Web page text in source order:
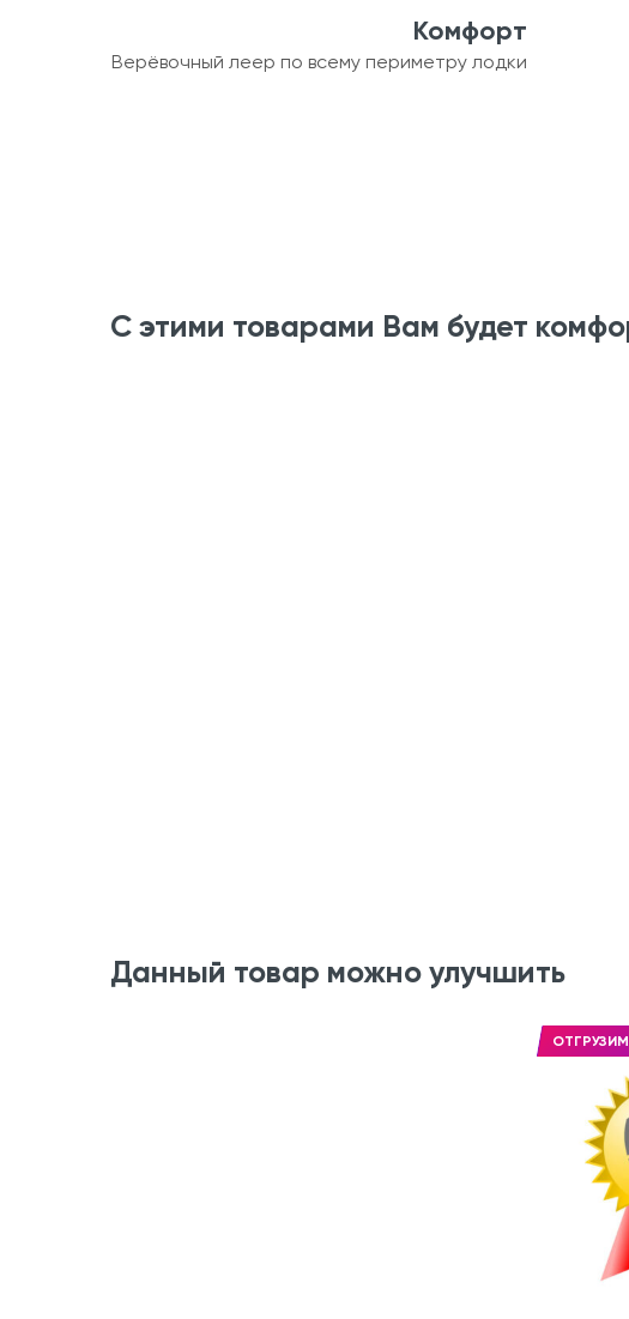
Комфорт
Верёвочный леер по всему периметру лодки
С этими товарами Вам будет
Данный товар можно улучшить